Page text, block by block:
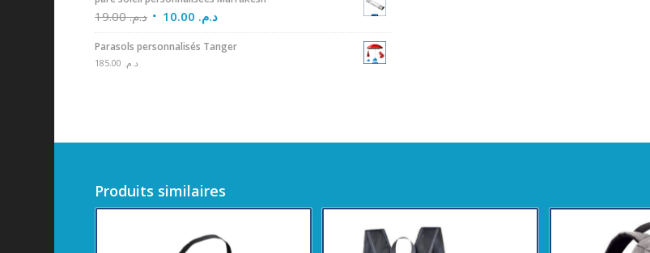
د.م.19.00 د.م.
Parasols personnalisés Tanger
د.م.
Produits similaires